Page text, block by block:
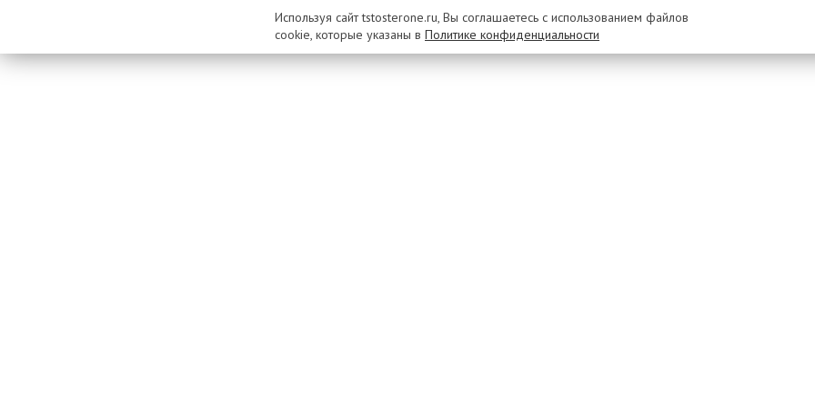
Используя сайт tstosterone.ru, Вы соглашаетесь с использованием файлов
cookie, которые указаны в Политике конфиденциальности